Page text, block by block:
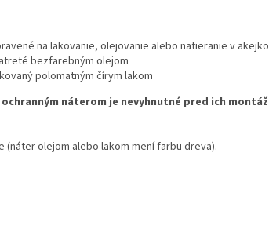
na lakovanie, olejovanie alebo natieranie v
bezfarebným olejom
polomatným čírym lakom
náterom je nevyhnutné pred ich
olejom alebo lakom mení farbu dreva).